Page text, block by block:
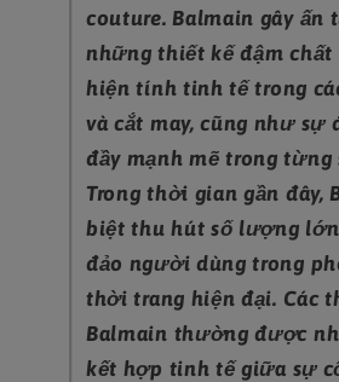
couture. Balmain gây ấn
những thiết kế đậm chất
hiện tính tinh tế trong
và cắt may, cũng như sự
đầy mạnh mẽ trong từng
Trong thời gian gần đây,
biệt thu hút số lượng
đảo người dùng trong
thời trang hiện đại. Các
Balmain thường được
kết hợp tinh tế giữa sự